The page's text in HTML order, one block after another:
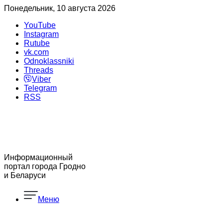
Понедельник, 10 августа 2026
YouTube
Instagram
Rutube
vk.com
Odnoklassniki
Threads
Viber
Telegram
RSS
Информационный
портал города Гродно
и Беларуси
Меню